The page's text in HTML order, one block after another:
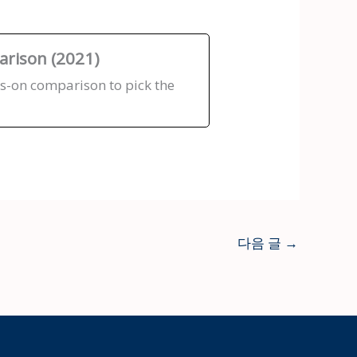
(2021)
on comparison to pick the
다음 글 →